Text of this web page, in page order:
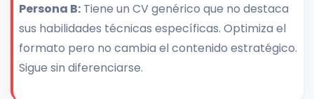
Persona B: Tiene un CV genérico que no destaca
sus habilidades técnicas específicas. Optimiza el
formato pero no cambia el contenido estratégico.
Sigue sin diferenciarse.